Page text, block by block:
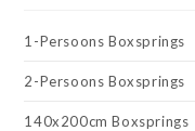
1-Persoons Boxsprings
2-Persoons Boxsprings
140x200cm Boxsprings